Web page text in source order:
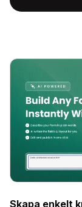
Skapa enkelt